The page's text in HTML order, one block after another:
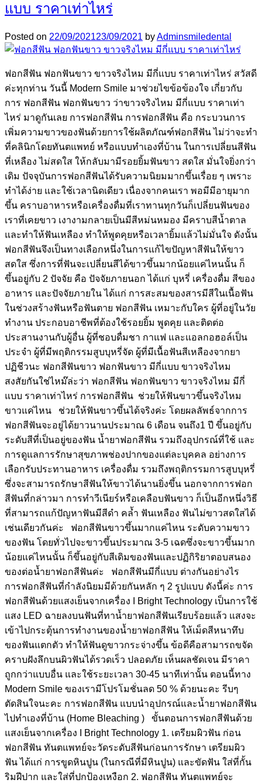
แบบ ราคาเท่าไหร่
Posted on 22/09/202123/09/2021 byAdminsmiledental
ฟอกสีฟัน ฟอกฟันขาว ขาวจริงไหม มีกี่แบบ ราคาเท่าไหร่ สวัสดี
ค่ะทุกท่าน วันนี้ Modern Smile มาช่วยไขข้อข้องใจ เกี่ยวกับ
การ ฟอกสีฟัน ฟอกฟันขาว ว่าขาวจริงไหม มีกี่แบบ ราคาเท่า
ไหร่ มาดูกันเลย การฟอกสีฟัน การฟอกสีฟัน คือ กระบวนการ
เพิ่มความขาวของฟันด้วยการใช้ผลิตภัณฑ์ฟอกสีฟัน ไม่ว่าจะทำ
ที่คลินิกโดยทันตแพทย์ หรือแบบทำเองที่บ้าน ในการเปลี่ยนสีฟัน
ที่เหลือง ไม่สดใส ให้กลับมามีรอยยิ้มฟันขาว สดใส มั่นใจยิ่งกว่า
เดิม ปัจจุบันการฟอกสีฟันได้รับความนิยมมากขึ้นเรื่อย ๆ เพราะ
ทำได้ง่าย และใช้เวลานิดเดียว เนื่องจากคนเรา พอมีมีอายุมาก
ขึ้น คราบอาหารหรือเครื่องดื่มที่เราทานทุกวันก็เปลี่ยนฟันของ
เราที่เคยขาว เงางามกลายเป็นมีสีหม่นหมอง มีคราบสีน้ำตาล
และทำให้ฟันเหลือง ทำให้พูดคุยหรือเวลายิ้มแล้วไม่มั่นใจ ดังนั้น
ฟอกสีฟันจึงเป็นทางเลือกหนึ่งในการแก้ไขปัญหาสีฟันให้ขาว
สดใส ซึ่งการที่ฟันจะเปลี่ยนสีได้ขาวขึ้นมากน้อยแค่ไหนนั้น ก็
ขึ้นอยู่กับ 2 ปัจจัย คือ ปัจจัยภายนอก ได้แก่ บุหรี่ เครื่องดื่ม สีของ
อาหาร และปัจจัยภายใน ได้แก่ การสะสมของสารมีสีในเนื้อฟัน
ในช่วงสร้างฟันหรือฟันตาย ฟอกสีฟัน เหมาะกับใคร ผู้ที่อยู่ในวัย
ทำงาน ประกอบอาชีพที่ต้องใช้รอยยิ้ม พูดคุย และติดต่อ
ประสานงานกับผู้อื่น ผู้ที่ชอบดื่มชา กาแฟ และแอลกอฮอล์เป็น
ประจำ ผู้ที่มีพฤติกรรมสูบบุหรี่จัด ผู้ที่มีเนื้อฟันสีเหลืองจากยา
ปฏิชีวนะ ฟอกสีฟันขาว ฟอกฟันขาว มีกี่แบบ ขาวจริงไหม
สงสัยกันใช่ไหม๊ล่ะว่า ฟอกสีฟัน ฟอกฟันขาว ขาวจริงไหม มีกี่
แบบ ราคาเท่าไหร่ การฟอกสีฟัน ช่วยให้ฟันขาวขึ้นจริงไหม
ขาวแค่ไหน ช่วยให้ฟันขาวขึ้นได้จริงค่ะ โดยผลลัพธ์จากการ
ฟอกสีฟันจะอยู่ได้ยาวนานประมาณ 6 เดือน จนถึง1 ปี ขึ้นอยู่กับ
ระดับสีที่เป็นอยู่ของฟัน น้ำยาฟอกสีฟัน รวมถึงอุปกรณ์ที่ใช้ และ
การดูแลการรักษาสุขภาพช่องปากของแต่ละบุคคล อย่างการ
เลือกรับประทานอาหาร เครื่องดื่ม รวมถึงพฤติกรรมการสูบบุหรี่
ซึ่งจะสามารถรักษาสีฟันให้ขาวได้นานยิ่งขึ้น นอกจากการฟอก
สีฟันที่กล่าวมา การทำวีเนียร์หรือเคลือบฟันขาว ก็เป็นอีกหนึ่งวิธี
ที่สามารถแก้ปัญหาฟันมีสีดำ คล้ำ ฟันเหลือง ฟันไม่ขาวสดใสได้
เช่นเดียวกันค่ะ ฟอกสีฟันขาวขึ้นมากแค่ไหน ระดับความขาว
ของฟัน โดยทั่วไปจะขาวขึ้นประมาณ 3-5 เฉดซึ่งจะขาวขึ้นมาก
น้อยแค่ไหนนั้น ก็ขึ้นอยู่กับสีเดิมของฟันและปฏิกิริยาตอบสนอง
ของต่อน้ำยาฟอกสีฟันค่ะ ฟอกสีฟันมีกี่แบบ ต่างกันอย่างไร
การฟอกสีฟันที่กำลังนิยมมีด้วยกันหลัก ๆ 2 รูปแบบ ดังนี้ค่ะ การ
ฟอกสีฟันด้วยแสงเย็นจากเครื่อง I Bright Technology เป็นการใช้
แสง LED ฉายลงบนฟันที่ทาน้ำยาฟอกสีฟันเรียบร้อยแล้ว แสงจะ
เข้าไปกระตุ้นการทำงานของน้ำยาฟอกสีฟัน ให้เม็ดสีหนาทึบ
ของฟันแตกตัว ทำให้ฟันดูขาวกระจ่างขึ้น ข้อดีคือสามารถขจัด
คราบฝังลึกบนผิวฟันได้รวดเร็ว ปลอดภัย เห็นผลชัดเจน มีราคา
ถูกกว่าแบบอื่น และใช้ระยะเวลา 30-45 นาทีเท่านั้น ตอนนี้ทาง
Modern Smile ของเรามีโปรโมชั่นลด 50 % ด้วยนะคะ รีบๆ
ตัดสินใจนะคะ การฟอกสีฟัน แบบนำอุปกรณ์และน้ำยาฟอกสีฟัน
ไปทำเองที่บ้าน (Home Bleaching ) ขั้นตอนการฟอกสีฟันด้วย
แสงเย็นจากเครื่อง I Bright Technology 1. เตรียมผิวฟัน ก่อน
ฟอกสีฟัน ทันตแพทย์จะวัดระดับสีฟันก่อนการรักษา เตรียมผิว
ฟัน ได้แก่ การขูดหินปูน (ในกรณีที่มีหินปูน) และขัดฟัน ใส่ที่กั้น
ริมฝีปาก และใส่ที่ปกป้องเหงือก 2. ฟอกสีฟัน ทันตแพทย์จะ